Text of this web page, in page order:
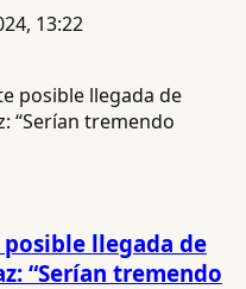
13:22
posible llegada de
“Serían tremendo